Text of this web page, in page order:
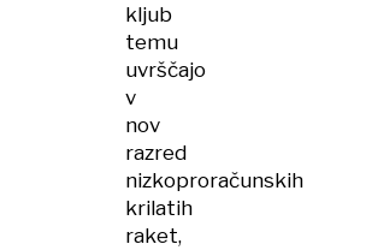
kljub
temu
uvrščajo
v
nov
razred
nizkoproračunskih
krilatih
raket,